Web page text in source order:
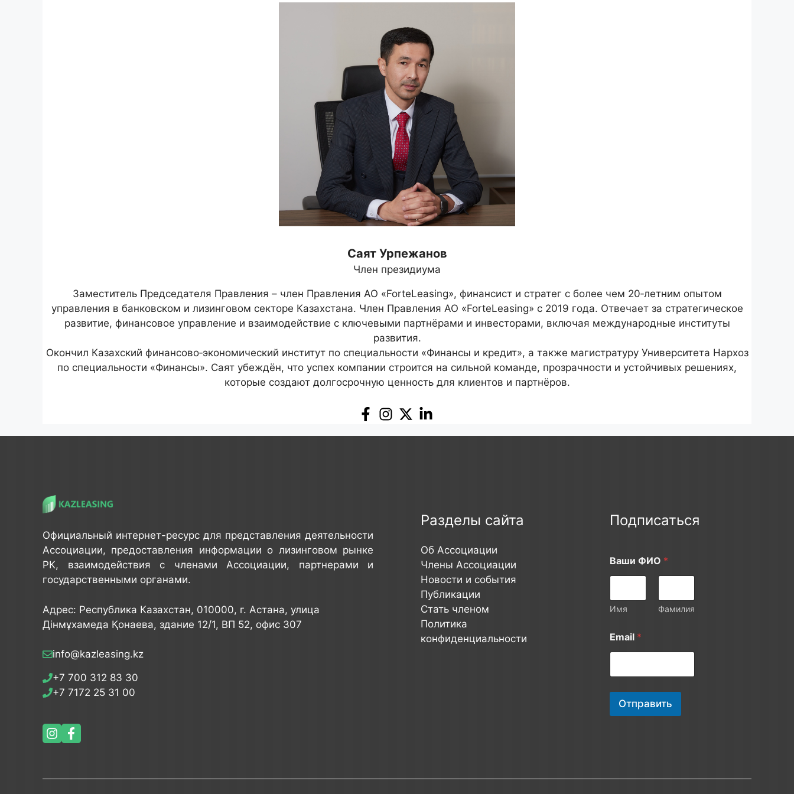
Саят Урпежанов
Член президиума
Заместитель Председателя Правления – член Правления АО «ForteLeasing», финансист и стратег с более чем 20‑летним опытом
управления в банковском и лизинговом секторе Казахстана. Член Правления АО «ForteLeasing» с 2019 года. Отвечает за стратегическое
развитие, финансовое управление и взаимодействие с ключевыми партнёрами и инвесторами, включая международные институты
развития.
Окончил Казахский финансово‑экономический институт по специальности «Финансы и кредит», а также магистратуру Университета Нархоз
по специальности «Финансы». Саят убеждён, что успех компании строится на сильной команде, прозрачности и устойчивых решениях,
которые создают долгосрочную ценность для клиентов и партнёров.
Официальный интернет-ресурс для представления деятельности
Ассоциации, предоставления информации о лизинговом рынке
РК, взаимодействия с членами Ассоциации, партнерами и
государственными органами.
Адрес: Республика Казахстан, 010000, г. Астана, улица
Дінмұхамеда Қонаева, здание 12/1, ВП 52, офис 307
info@kazleasing.kz
+7 700 312 83 30
+7 7172 25 31 00
Разделы сайта
Об Ассоциации
Члены Ассоциации
Новости и события
Публикации
Стать членом
Политика
конфиденциальности
Подписаться
Ваши ФИО *
Имя Фамилия
В
а
и
а
и
Email *
Отправить